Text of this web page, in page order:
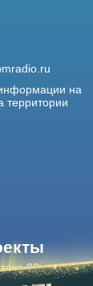
на
территории
80-х